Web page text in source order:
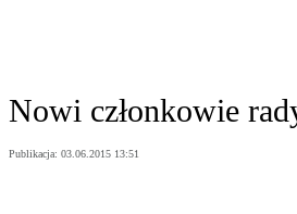
Nowi członkowie
Publikacja: 03.06.2015 13:51